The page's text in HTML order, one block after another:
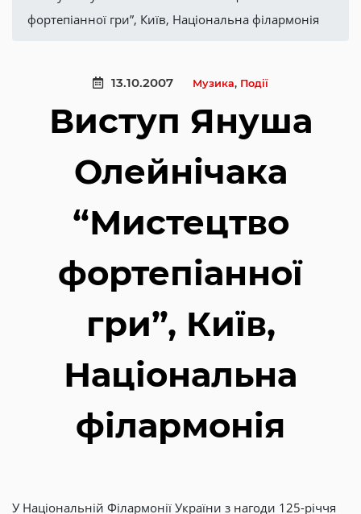
фортепіанної гри”, Київ, Національна філармонія
13.10.2007 Музика, Події
Виступ Януша
Олейнічака
“Мистецтво
фортепіанної
гри”, Київ,
Національна
філармонія
У Національній Філармонії України з нагоди 125-річчя